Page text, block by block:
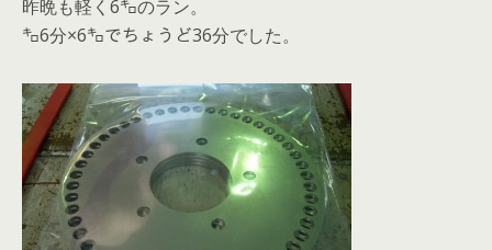
昨晩も軽く6㌔のラン。
㌔6分×6㌔でちょうど36分でした。